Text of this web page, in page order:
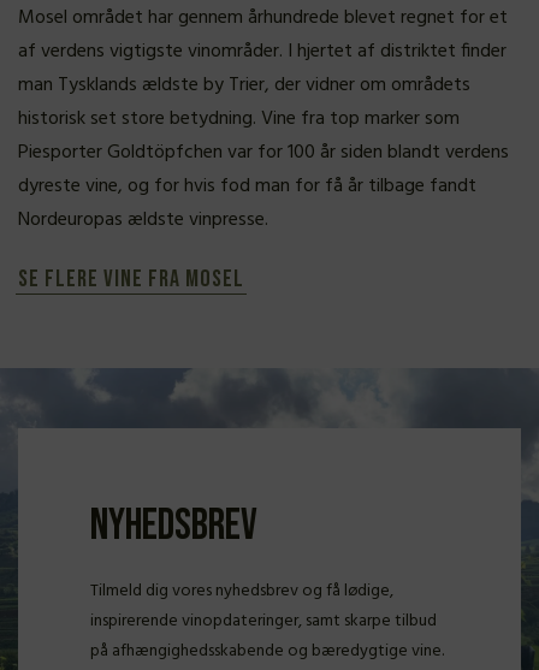
Mosel området har gennem århundrede blevet regnet for et
af verdens vigtigste vinområder. I hjertet af distriktet finder
man Tysklands ældste by Trier, der vidner om områdets
historisk set store betydning. Vine fra top marker som
Piesporter Goldtöpfchen var for 100 år siden blandt verdens
dyreste vine, og for hvis fod man for få år tilbage fandt
Nordeuropas ældste vinpresse.
Se flere vine fra Mosel
Nyhedsbrev
Tilmeld dig vores nyhedsbrev og få lødige,
inspirerende vinopdateringer, samt skarpe tilbud
på afhængighedsskabende og bæredygtige vine.